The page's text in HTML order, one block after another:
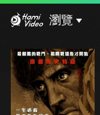
瀏覽